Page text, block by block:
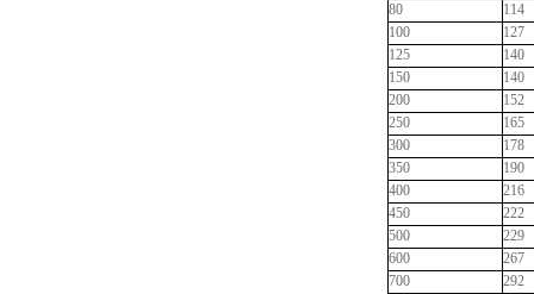
80
114
100
127
125
140
150
140
200
152
250
165
300
178
350
190
400
216
450
222
500
229
600
267
700
292